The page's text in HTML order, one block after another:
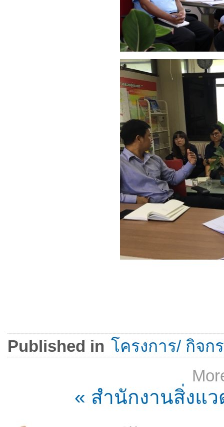
Published in โครงการ/ กิจก
« สำนักงานสิ่งแ